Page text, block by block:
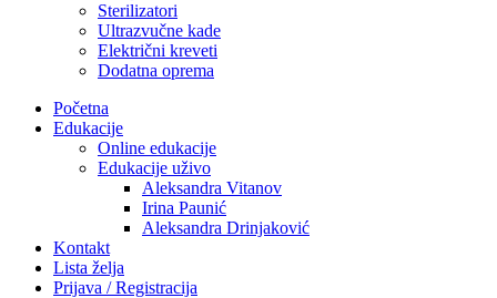
Sterilizatori
Ultrazvučne kade
Električni kreveti
Dodatna oprema
Početna
Edukacije
Online edukacije
Edukacije uživo
Aleksandra Vitanov
Irina Paunić
Aleksandra Drinjaković
Kontakt
Lista želja
Prijava / Registracija